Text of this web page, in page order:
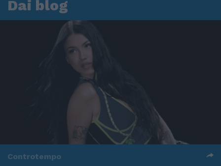
Dai blog
Controtempo